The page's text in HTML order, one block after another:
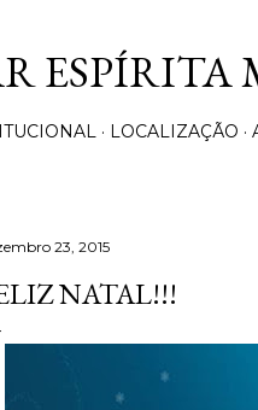
ESPÍRITA
LOCALIZAÇÃO
23, 2015
NATAL!!!